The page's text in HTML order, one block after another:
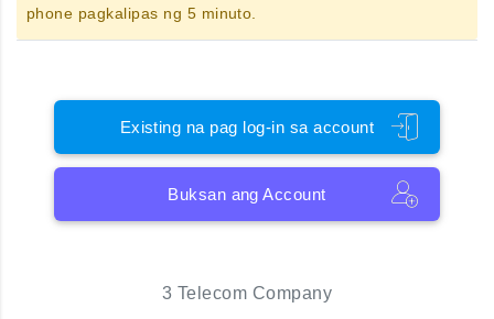
phone pagkalipas ng 5 minuto.
Existing na pag log-in sa account
Buksan ang Account
3 Telecom Company